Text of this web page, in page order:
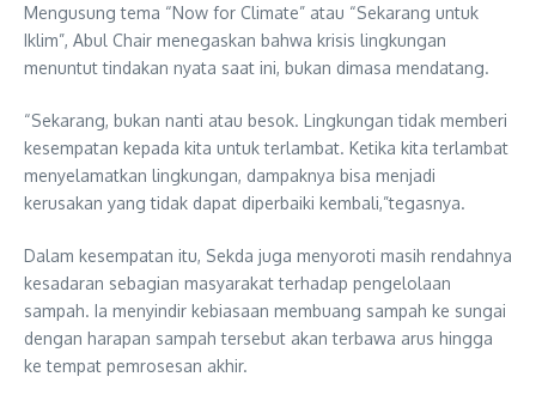
Mengusung tema “Now for Climate” atau “Sekarang untuk
Iklim”, Abul Chair menegaskan bahwa krisis lingkungan
menuntut tindakan nyata saat ini, bukan dimasa mendatang.
“Sekarang, bukan nanti atau besok. Lingkungan tidak memberi
kesempatan kepada kita untuk terlambat. Ketika kita terlambat
menyelamatkan lingkungan, dampaknya bisa menjadi
kerusakan yang tidak dapat diperbaiki kembali,”tegasnya.
Dalam kesempatan itu, Sekda juga menyoroti masih rendahnya
kesadaran sebagian masyarakat terhadap pengelolaan
sampah. Ia menyindir kebiasaan membuang sampah ke sungai
dengan harapan sampah tersebut akan terbawa arus hingga
ke tempat pemrosesan akhir.